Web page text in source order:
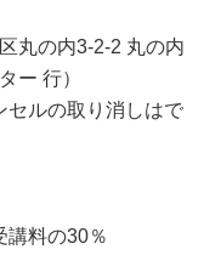
丸の内3-2-2 丸の内
ー 行）
ルの取り消しはで
講料の30％